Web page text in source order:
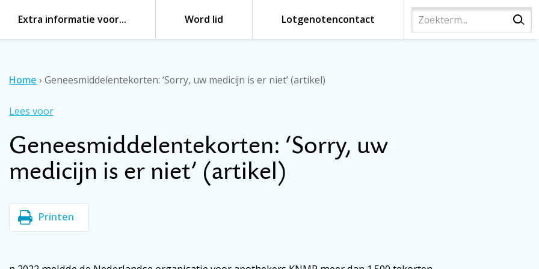
Extra informatie voor… Word lid Lotgenotencontact
Home › Geneesmiddelentekorten: ‘Sorry, uw medicijn is er niet’ (artikel)
Lees voor
Geneesmiddelentekorten: ‘Sorry, uw
medicijn is er niet’ (artikel)
Printen